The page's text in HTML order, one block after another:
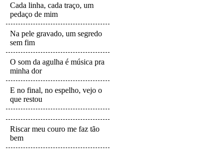
Cada linha, cada traço, um
pedaço de mim
Na pele gravado, um segredo
sem fim
O som da agulha é música pra
minha dor
E no final, no espelho, vejo o
que restou
Riscar meu couro me faz tão
bem